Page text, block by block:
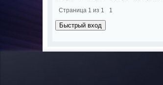
Страница 1 из 1 1